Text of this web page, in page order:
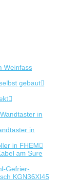
Weinfass
gebaut
in
in
in FHEM
am Sure
Gefrier-
KGN36XI45